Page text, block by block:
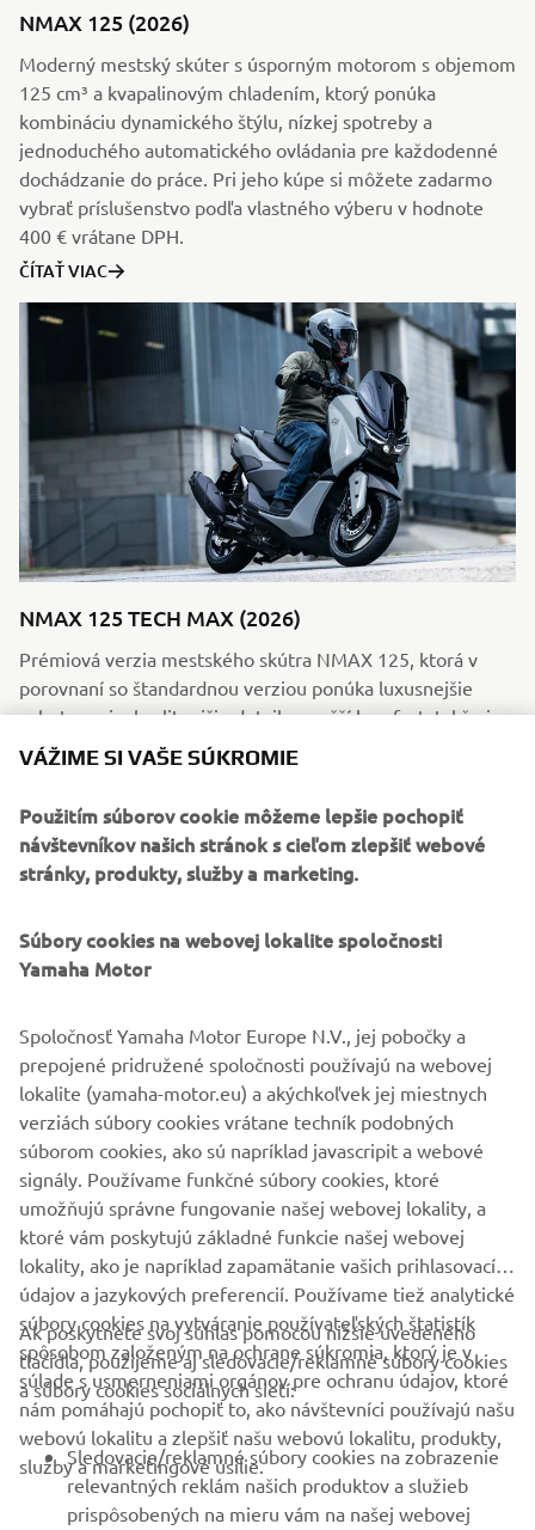
NMAX 125 (2026)
Moderný mestský skúter s úsporným motorom s objemom
125 cm³ a kvapalinovým chladením, ktorý ponúka
kombináciu dynamického štýlu, nízkej spotreby a
jednoduchého automatického ovládania pre každodenné
dochádzanie do práce. Pri jeho kúpe si môžete zadarmo
vybrať príslušenstvo podľa vlastného výberu v hodnote
400 € vrátane DPH.
ČÍTAŤ VIAC
NMAX 125 TECH MAX (2026)
Prémiová verzia mestského skútra NMAX 125, ktorá v
porovnaní so štandardnou verziou ponúka luxusnejšie
vyhotovenie, kvalitnejšie detaily a vyšší komfort, takže je
ideálna pre jazdcov, ktorí hľadajú praktický mestský skúter
zadarmo vybrať príslušenstvo podľa vlastného výberu v
hodnote 400 € vrátane DPH.
ČÍTAŤ VIAC
Yamaha, ktorý vám poskytne viac informácií o konkrétnych
modeloch a akciách.
NÁJSŤ PREDAJCU
FIREMNÉ STRÁNKY
B2B
VIAC YAMAHA
VÁŽIME SI VAŠE SÚKROMIE
Použitím súborov cookie môžeme lepšie pochopiť
návštevníkov našich stránok s cieľom zlepšiť webové
stránky, produkty, služby a marketing.
Súbory cookies na webovej lokalite spoločnosti
Yamaha Motor
Spoločnosť Yamaha Motor Europe N.V., jej pobočky a
prepojené pridružené spoločnosti používajú na webovej
lokalite (yamaha-motor.eu) a akýchkoľvek jej miestnych
verziách súbory cookies vrátane techník podobných
súborom cookies, ako sú napríklad javascripit a webové
signály. Používame funkčné súbory cookies, ktoré
umožňujú správne fungovanie našej webovej lokality, a
ktoré vám poskytujú základné funkcie našej webovej
lokality, ako je napríklad zapamätanie vašich prihlasovacích
údajov a jazykových preferencií. Používame tiež analytické
súbory cookies na vytváranie používateľských štatistík
spôsobom založeným na ochrane súkromia, ktorý je v
súlade s usmerneniami orgánov pre ochranu údajov, ktoré
nám pomáhajú pochopiť to, ako návštevníci používajú našu
webovú lokalitu a zlepšiť našu webovú lokalitu, produkty,
služby a marketingové úsilie.
Ak poskytnete svoj súhlas pomocou nižšie uvedeného
tlačidla, použijeme aj sledovacie/reklamné súbory cookies
a súbory cookies sociálnych sietí:
Sledovacie/reklamné súbory cookies na zobrazenie
relevantných reklám našich produktov a služieb
prispôsobených na mieru vám na našej webovej